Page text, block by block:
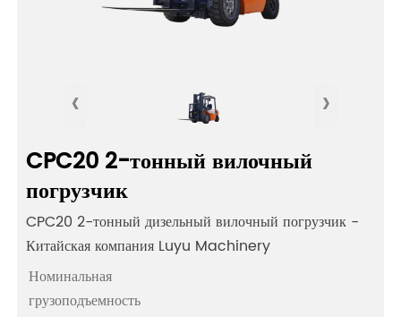
‹ ›
CPC20 2-тонный вилочный
погрузчик
CPC20 2-тонный дизельный вилочный погрузчик -
Китайская компания Luyu Machinery
Номинальная
грузоподъемность